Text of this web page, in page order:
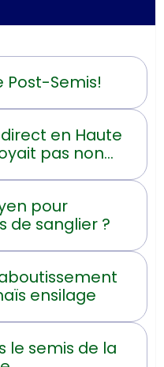
Post-Semis!
en Haute
pas non
pour
de sanglier ?
ensilage
le semis de la